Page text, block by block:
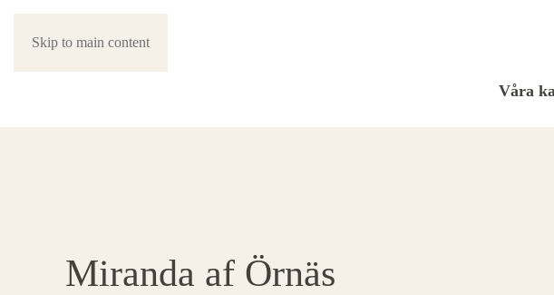
Skip to main content
Våra
Miranda af Örnäs